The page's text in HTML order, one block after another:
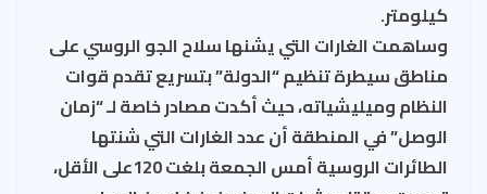
كيلومتر.
وساهمت الغارات التي يشنها سلاح الجو الروسي على
مناطق سيطرة تنظيم “الدولة” بتسريع تقدم قوات
النظام وميليشياته، حيث أكدت مصادر خاصة لـ “زمان
الوصل” في المنطقة أن عدد الغارات التي شنتها
الطائرات الروسية أمس الجمعة بلغت 120على الأقل،